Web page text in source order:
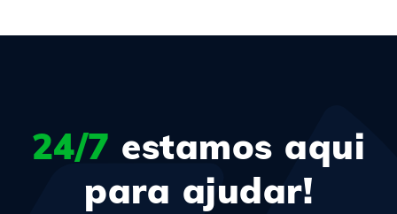
24/7 estamos aqui
para ajudar!